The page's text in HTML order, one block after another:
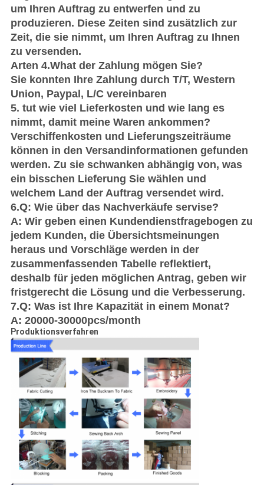
um Ihren Auftrag zu entwerfen und zu
produzieren. Diese Zeiten sind zusätzlich zur
Zeit, die sie nimmt, um Ihren Auftrag zu Ihnen
zu versenden.
Arten 4.What der Zahlung mögen Sie?
Sie konnten Ihre Zahlung durch T/T, Western
Union, Paypal, L/C vereinbaren
5. tut wie viel Lieferkosten und wie lang es
nimmt, damit meine Waren ankommen?
Verschiffenkosten und Lieferungszeiträume
können in den Versandinformationen gefunden
werden. Zu sie schwanken abhängig von, was
ein bisschen Lieferung Sie wählen und
welchem Land der Auftrag versendet wird.
6.Q: Wie über das Nachverkäufe servise?
A: Wir geben einen Kundendienstfragebogen zu
jedem Kunden, die Übersichtsmeinungen
heraus und Vorschläge werden in der
zusammenfassenden Tabelle reflektiert,
deshalb für jeden möglichen Antrag, geben wir
fristgerecht die Lösung und die Verbesserung.
7.Q: Was ist Ihre Kapazität in einem Monat?
A: 20000-30000pcs/month
Produktionsverfahren